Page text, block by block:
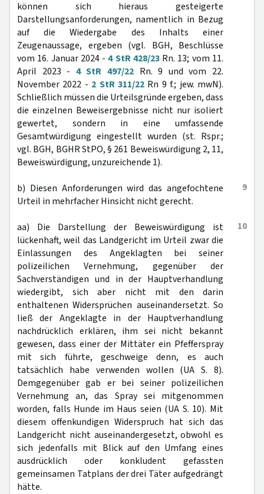
können sich hieraus gesteigerte
Darstellungsanforderungen, namentlich in Bezug
auf die Wiedergabe des Inhalts einer
Zeugenaussage, ergeben (vgl. BGH, Beschlüsse
vom 16. Januar 2024 -4 StR 428/23Rn. 13; vom 11.
April 2023 - 4 StR 497/22 Rn. 9 und vom 22.
November 2022 - 2 StR 311/22 Rn 9 f.; jew. mwN).
Schließlich müssen die Urteilsgründe ergeben, dass
die einzelnen Beweisergebnisse nicht nur isoliert
gewertet, sondern in eine umfassende
Gesamtwürdigung eingestellt wurden (st. Rspr.;
vgl. BGH, BGHR StPO, § 261 Beweiswürdigung 2, 11,
Beweiswürdigung, unzureichende 1).
9
b) Diesen Anforderungen wird das angefochtene
Urteil in mehrfacher Hinsicht nicht gerecht.
10
aa) Die Darstellung der Beweiswürdigung ist
lückenhaft, weil das Landgericht im Urteil zwar die
Einlassungen des Angeklagten bei seiner
polizeilichen Vernehmung, gegenüber der
Sachverständigen und in der Hauptverhandlung
wiedergibt, sich aber nicht mit den darin
enthaltenen Widersprüchen auseinandersetzt. So
ließ der Angeklagte in der Hauptverhandlung
nachdrücklich erklären, ihm sei nicht bekannt
gewesen, dass einer der Mittäter ein Pfefferspray
mit sich führte, geschweige denn, es auch
tatsächlich habe verwenden wollen (UA S. 8).
Demgegenüber gab er bei seiner polizeilichen
Vernehmung an, das Spray sei mitgenommen
worden, falls Hunde im Haus seien (UA S. 10). Mit
diesem offenkundigen Widerspruch hat sich das
Landgericht nicht auseinandergesetzt, obwohl es
sich jedenfalls mit Blick auf den Umfang eines
ausdrücklich oder konkludent gefassten
gemeinsamen Tatplans der drei Täter aufgedrängt
hätte.